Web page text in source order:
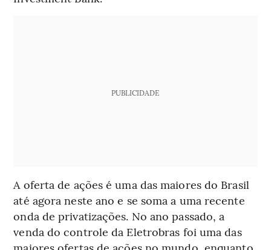
PUBLICIDADE
A oferta de ações é uma das maiores do Brasil
até agora neste ano e se soma a uma recente
onda de privatizações. No ano passado, a
venda do controle da Eletrobras foi uma das